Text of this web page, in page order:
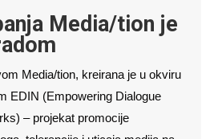
Media/tion je
Media/tion, kreirana je u okviru
EDIN (Empowering Dialogue
– projekat promocije